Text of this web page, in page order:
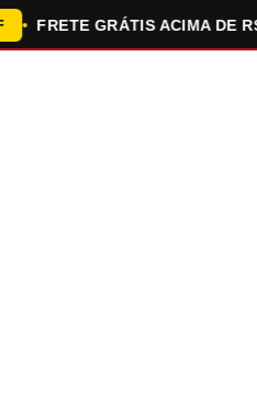
FRETE GRÁTIS ACIMA DE R$400